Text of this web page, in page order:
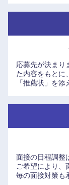
応募先が決まり
た内容をもとに
「推薦状」を
面接の日程調整
ご希望により、
毎の面接対策も
近畿地